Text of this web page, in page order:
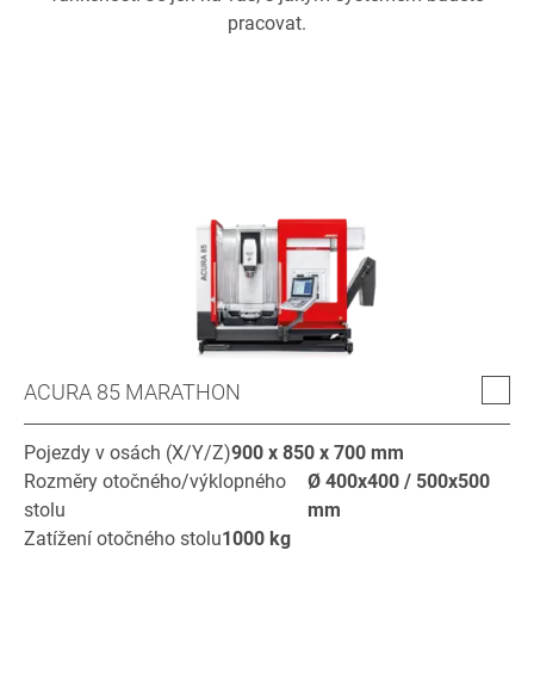
pracovat.
ACURA 85 MARATHON
Pojezdy v osách (X/Y/Z)900 x 850 x 700 mm
Rozměry otočného/výklopného
stolu
Ø 400x400 / 500x500
mm
Zatížení otočného stolu1000 kg